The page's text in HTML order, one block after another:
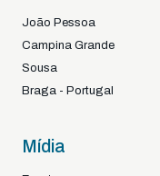
João Pessoa
Campina Grande
Sousa
Braga - Portugal
Mídia